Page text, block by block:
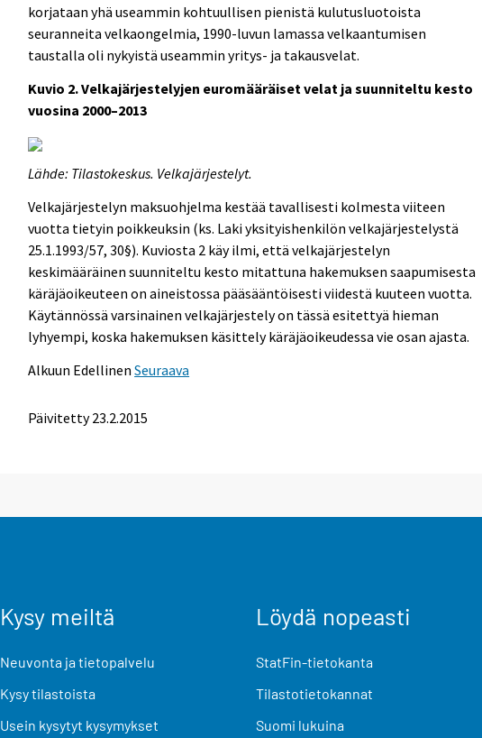
korjataan yhä useammin kohtuullisen pienistä kulutusluotoista
seuranneita velkaongelmia, 1990-luvun lamassa velkaantumisen
taustalla oli nykyistä useammin yritys- ja takausvelat.
Kuvio 2. Velkajärjestelyjen euromääräiset velat ja suunniteltu kesto
vuosina 2000–2013
Lähde: Tilastokeskus. Velkajärjestelyt.
Velkajärjestelyn maksuohjelma kestää tavallisesti kolmesta viiteen
vuotta tietyin poikkeuksin (ks. Laki yksityishenkilön velkajärjestelystä
25.1.1993/57, 30§). Kuviosta 2 käy ilmi, että velkajärjestelyn
keskimääräinen suunniteltu kesto mitattuna hakemuksen saapumisesta
käräjäoikeuteen on aineistossa pääsääntöisesti viidestä kuuteen vuotta.
Käytännössä varsinainen velkajärjestely on tässä esitettyä hieman
lyhyempi, koska hakemuksen käsittely käräjäoikeudessa vie osan ajasta.
Alkuun Edellinen Seuraava
Päivitetty 23.2.2015
Kysy meiltä
Neuvonta ja tietopalvelu
Kysy tilastoista
Usein kysytyt kysymykset
Löydä nopeasti
StatFin-tietokanta
Tilastotietokannat
Suomi lukuina